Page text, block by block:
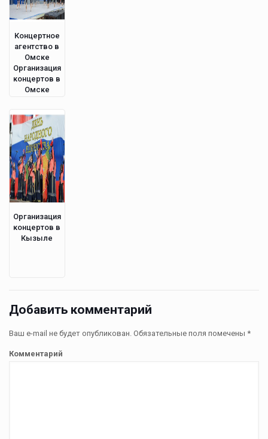
Концертное
агентство в
Омске
Организация
концертов в
Омске
Организация
концертов в
Кызыле
Добавить комментарий
Ваш e-mail не будет опубликован. Обязательные поля помечены *
Комментарий